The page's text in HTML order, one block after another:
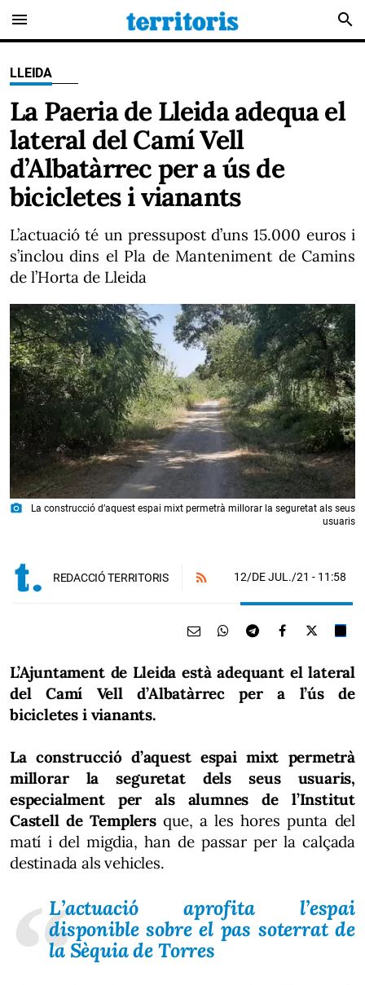
menu search
LLEIDA
La Paeria de Lleida adequa el
lateral del Camí Vell
d’Albatàrrec per a ús de
bicicletes i vianants
L’actuació té un pressupost d’uns 15.000 euros i
s’inclou dins el Pla de Manteniment de Camins
de l’Horta de Lleida
photo_camera
La construcció d’aquest espai mixt permetrà millorar la seguretat als seus
usuaris
REDACCIÓ TERRITORIS 12/DE JUL./21 - 11:58
L’Ajuntament de Lleida està adequant el lateral
del Camí Vell d’Albatàrrec per a l’ús de
bicicletes i vianants.
La construcció d’aquest espai mixt permetrà
millorar la seguretat dels seus usuaris,
especialment per als alumnes de l’Institut
Castell de Templersque, a les hores punta del
matí i del migdia, han de passar per la calçada
destinada als vehicles.
L’actuació aprofita l’espai
disponible sobre el pas soterrat de
la Sèquia de Torres